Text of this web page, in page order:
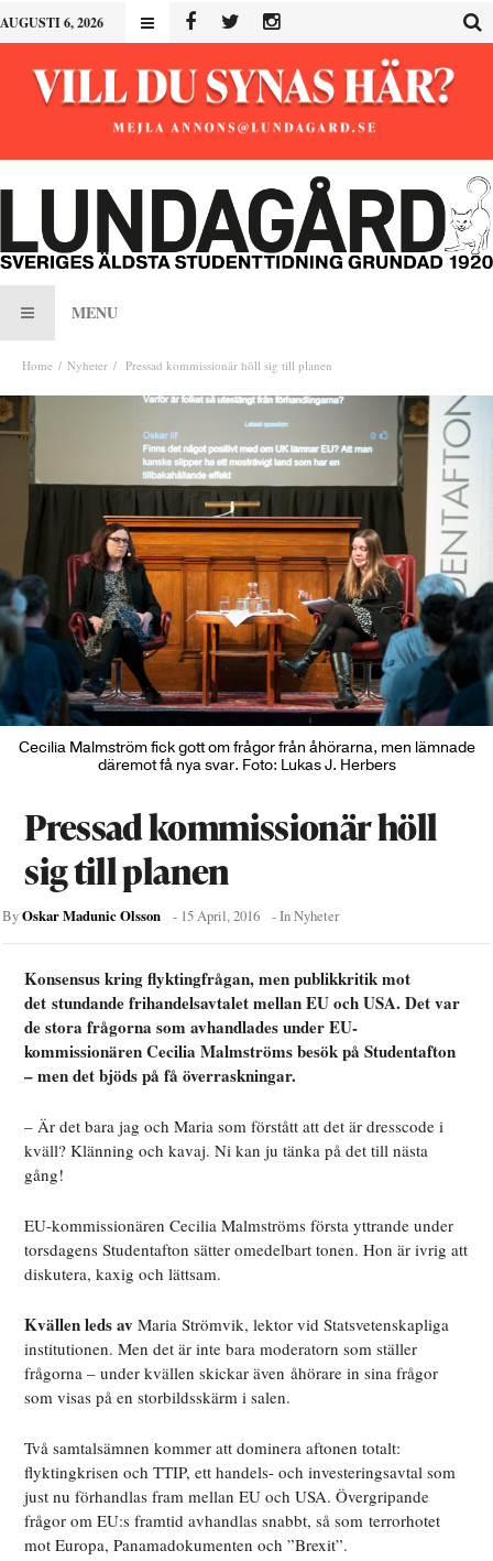
AUGUSTI 6, 2026
MENU
Home Nyheter Pressad kommissionär höll sig till planen
Cecilia Malmström fick gott om frågor från åhörarna, men lämnade
däremot få nya svar. Foto: Lukas J. Herbers
Pressad kommissionär höll
sig till planen
ByOskar Madunic Olsson - 15 April, 2016 - InNyheter
Konsensus kring flyktingfrågan, men publikkritik mot
det stundande frihandelsavtalet mellan EU och USA. Det var
de stora frågorna som avhandlades under EU-
kommissionären Cecilia Malmströms besök på Studentafton
– men det bjöds på få överraskningar.
– Är det bara jag och Maria som förstått att det är dresscode i
kväll? Klänning och kavaj. Ni kan ju tänka på det till nästa
gång!
EU-kommissionären Cecilia Malmströms första yttrande under
torsdagens Studentafton sätter omedelbart tonen. Hon är ivrig att
diskutera, kaxig och lättsam.
Kvällen leds av Maria Strömvik, lektor vid Statsvetenskapliga
institutionen. Men det är inte bara moderatorn som ställer
frågorna – under kvällen skickar även åhörare in sina frågor
som visas på en storbildsskärm i salen.
Två samtalsämnen kommer att dominera aftonen totalt:
flyktingkrisen och TTIP, ett handels- och investeringsavtal som
just nu förhandlas fram mellan EU och USA. Övergripande
frågor om EU:s framtid avhandlas snabbt, så som terrorhotet
mot Europa, Panamadokumenten och ”Brexit”.